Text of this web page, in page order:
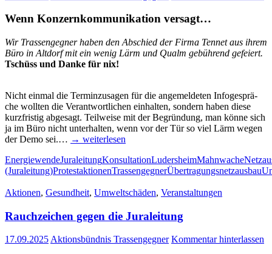
Wenn Kon­zern­kom­mu­ni­ka­ti­on versagt…
Wir Tras­sen­geg­ner haben den Abschied der Fir­ma Ten­net aus ihrem
Büro in Alt­dorf mit ein wenig Lärm und Qualm gebüh­rend gefeiert.
Tschüss und Dan­ke für nix!
Nicht ein­mal die Ter­min­zu­sa­gen für die ange­mel­de­ten Info­ge­sprä­
che woll­ten die Ver­ant­wort­li­chen ein­hal­ten, son­dern haben die­se
kurz­fris­tig abge­sagt. Teil­wei­se mit der Begrün­dung, man kön­ne sich
ja im Büro nicht unter­hal­ten, wenn vor der Tür so viel Lärm wegen
der Demo sei.… → wei­ter­le­sen
EnergiewendeJuraleitungKonsultationLudersheimMahnwache
(Juraleitung)ProtestaktionenTrassengegnerÜbertragungsnetzausbau
Aktionen, Gesundheit, Umweltschäden, Veranstaltungen
Rauch­zei­chen gegen die Juraleitung
17.09.2025Aktionsbündnis Trassengegner Kommentar hinterlassen